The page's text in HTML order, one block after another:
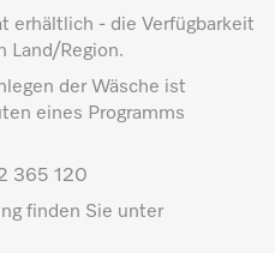
erhältlich - die Verfügbarkeit
Land/Region.
der Wäsche ist
eines Programms
365 120
finden Sie unter